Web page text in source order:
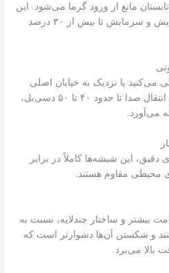
مانع از ورود گرما می‌شود. این
امر باعث کاهش هزینه‌های گرمایش و سرمایش تا بیش از ۳۰ درصد
یا نزدیک به خیابان اصلی
هستید، شیشه دوجداره با کاهش انتقال صدا تا حدود ۴۰ تا ۵۰ دسی‌بل،
می‌آورد.
این شیشه‌ها کاملاً در برابر
محیطی مقاوم هستند.
بیشتر و ساختار چندلایه، نسبت به
و شکستن آن‌ها دشوارتر است که
بالا می‌برد.